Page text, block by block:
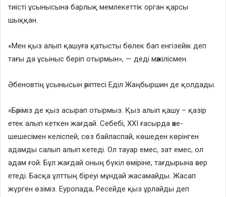
тиісті ұсынысына барлық мемлекеттік орган қарсы
шыққан.
«Мен қыз алып қашуға қатысты бөлек бап енгізейік деп
тағы да ұсыныс беріп отырмын», — деді мәжілісмен.
Әбеновтің ұсынысын әріптесі Еділ Жаңбыршин де қолдады.
«Бәріміз де қыз асырап отырмыз. Қыз алып қашу – қазір
етек алып кеткен жағдай. Себебі, ХХІ ғасырда әке-
шешесімен келіспей, сөз байласпай, көшеден көрінген
адамды салып алып кетеді. Ол тауар емес, зат емес, ол
адам ғой. Бұл жағдай оның бүкіл өміріне, тағдырына әсер
етеді. Басқа ұлттың біреуі мұндай жасамайды. Жасап
жүрген өзіміз. Еуропада, Ресейде қыз ұрлайды деп